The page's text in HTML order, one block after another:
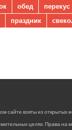
обед перекус
праздник
сайте взяты из открытых
целях. Права на